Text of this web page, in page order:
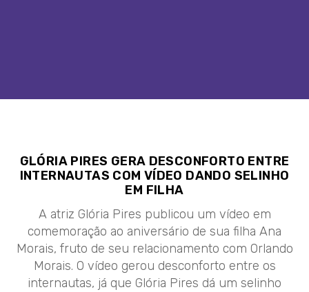
GLÓRIA PIRES GERA DESCONFORTO ENTRE
INTERNAUTAS COM VÍDEO DANDO SELINHO
EM FILHA
A atriz Glória Pires publicou um vídeo em
comemoração ao aniversário de sua filha Ana
Morais, fruto de seu relacionamento com Orlando
Morais. O vídeo gerou desconforto entre os
internautas, já que Glória Pires dá um selinho